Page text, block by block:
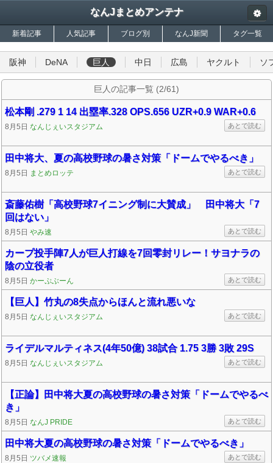
なんJまとめアンテナ
新着記事 人気記事 ブログ別 なんJ新聞 タグ一覧
阪神 DeNA 巨人 中日 広島 ヤクルト ソ
巨人の記事一覧 (2/61)
松本剛 .279 1 14 出塁率.328 OPS.656 UZR+0.9 WAR+0.6
8月5日 なんじぇいスタジアム あとで読む
田中将大、夏の高校野球の暑さ対策「ドームでやるべき」
8月5日 まとめロッテ あとで読む
斎藤佑樹「高校野球7イニング制に大賛成」 田中将大「7
回はない」
8月5日 やみ速 あとで読む
カープ投手陣7人が巨人打線を7回零封リレー！サヨナラの
陰の立役者
8月5日 かーぷぶーん あとで読む
【巨人】竹丸の8失点からほんと流れ悪いな
8月5日 なんじぇいスタジアム あとで読む
ライデルマルティネス(4年50億) 38試合 1.75 3勝 3敗 29S
8月5日 なんじぇいスタジアム あとで読む
【正論】田中将大夏の高校野球の暑さ対策「ドームでやるべ
き」
8月5日 なんJ PRIDE あとで読む
田中将大夏の高校野球の暑さ対策「ドームでやるべき」
8月5日 ツバメ速報 あとで読む